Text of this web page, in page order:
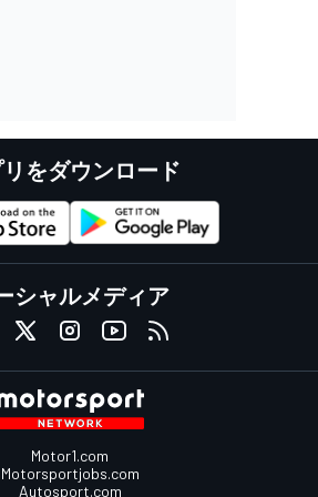
をダウンロード
シャルメディア
Motor1.com
Motorsportjobs.com
Autosport.com